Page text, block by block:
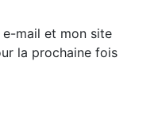
mail et mon site
la prochaine fois